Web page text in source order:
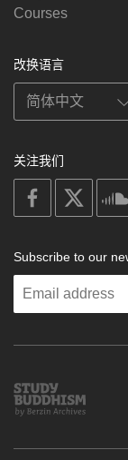
Courses
改换语言
关注我们
on
facebook
Subscribe to our
Enter
Study
Buddhism